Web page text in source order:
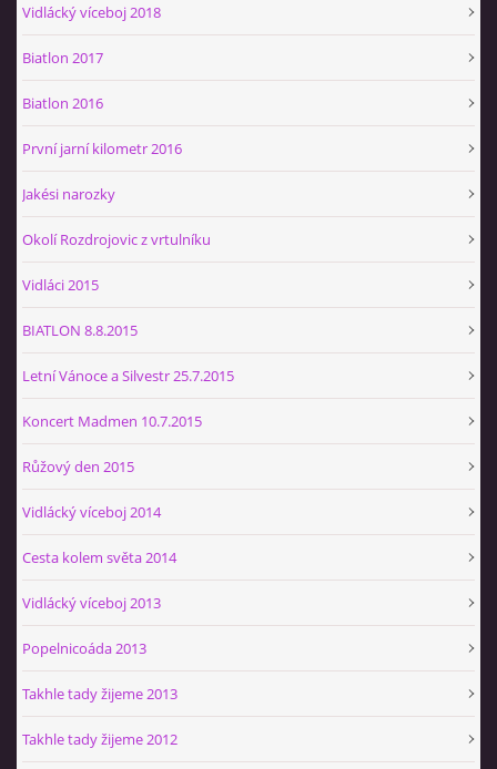
Vidlácký víceboj 2018
Biatlon 2017
Biatlon 2016
První jarní kilometr 2016
Jakési narozky
Okolí Rozdrojovic z vrtulníku
Vidláci 2015
BIATLON 8.8.2015
Letní Vánoce a Silvestr 25.7.2015
Koncert Madmen 10.7.2015
Růžový den 2015
Vidlácký víceboj 2014
Cesta kolem světa 2014
Vidlácký víceboj 2013
Popelnicoáda 2013
Takhle tady žijeme 2013
Takhle tady žijeme 2012